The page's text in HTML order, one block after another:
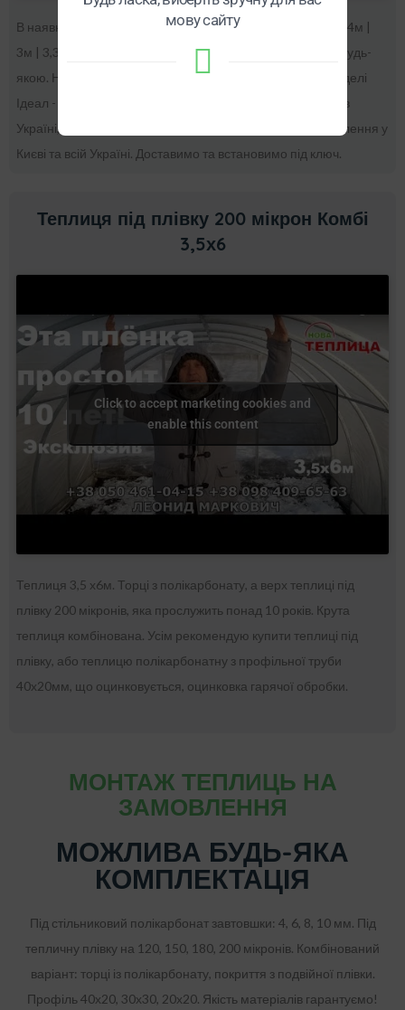
В наявності є арочні теплиці зі стандартною шириною: 2,4м |
3м | 3,3 м | 3,5 м | 4м | та ін. і довжина до них може бути будь-
якою. Нестандартні розміри робимо на замовлення. Моделі
Ідеал - це найміцніші теплиці, що продаються, не тільки в
Україні, а й за кордоном. Нестандартні теплиці на замовлення у
Києві та всій Україні. Доставимо та встановимо під ключ.
Теплиця під плівку 200 мікрон Комбі
3,5х6
Click to accept marketing cookies and
enable this content
Теплиця 3,5 х6м. Торці з полікарбонату, а верх теплиці під
плівку 200 мікронів, яка прослужить понад 10 років. Крута
теплиця комбінована. Усім рекомендую купити теплиці під
плівку, або теплицю полікарбонатну з профільної труби
40х20мм, що оцинковується, оцинковка гарячої обробки.
МОНТАЖ ТЕПЛИЦЬ НА
ЗАМОВЛЕННЯ
МОЖЛИВА БУДЬ-ЯКА
КОМПЛЕКТАЦІЯ
Під стільниковий полікарбонат завтовшки: 4, 6, 8, 10 мм. Під
тепличну плівку на 120, 150, 180, 200 мікронів. Комбінований
варіант: торці із полікарбонату, покриття з подвійної плівки.
Профіль 40х20, 30х30, 20х20. Якість матеріалів гарантуємо!
мову сайту